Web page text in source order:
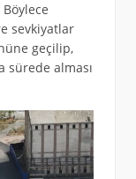
sevkiyatlar
geçilip,
sürede alması